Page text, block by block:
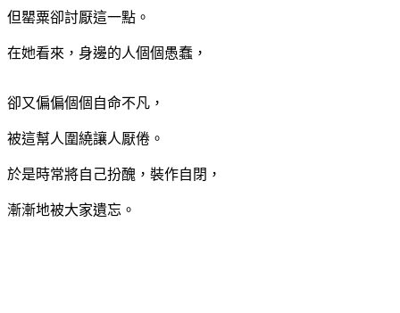
但罌粟卻討厭這一點。
在她看來，身邊的人個個愚蠢，
卻又偏偏個個自命不凡，
被這幫人圍繞讓人厭倦。
於是時常將自己扮醜，裝作自閉，
漸漸地被大家遺忘。